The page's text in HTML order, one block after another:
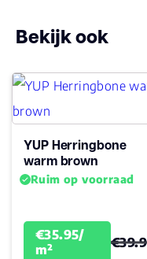
Vloerverwarming
Geluidsdempend
Garantie
Woongebruik
Bekijk ook
YUP Herringbone
warm brown
Ruim op voorraad
€35.95/
m²